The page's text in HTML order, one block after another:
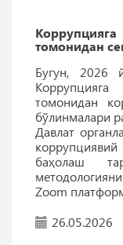
томонидан
Бугун, 2026
томонидан
бўлинмалари
Давлат
баҳолаш
Zoom
26.05.2026